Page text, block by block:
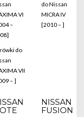
VI
–
do
VII
– ]
do Nissan
MICRA IV
[2010 – ]
NISSAN
FUSION